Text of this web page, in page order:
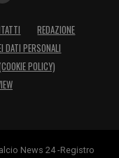
di ridare
è la
variando
REDAZIONE
DATI PERSONALI
POLICY)
News 24 -Registro